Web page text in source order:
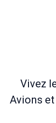
Vivez
Avions